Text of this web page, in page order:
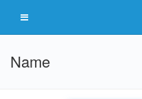
Name